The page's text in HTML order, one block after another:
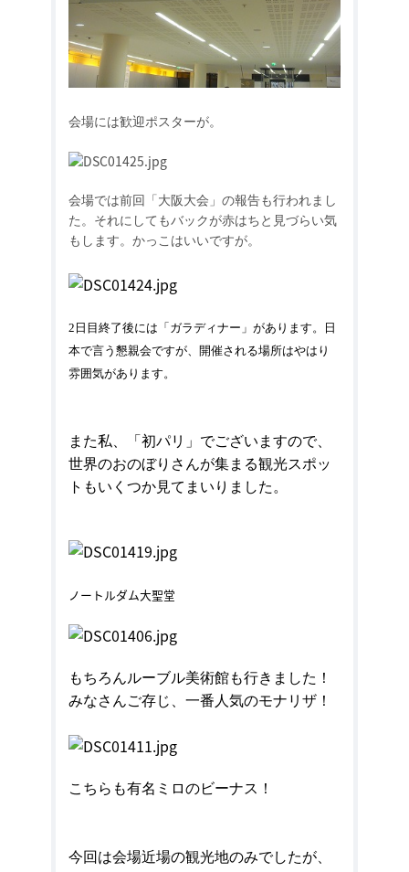
会場には歓迎ポスターが。
会場では前回「大阪大会」の報告も行われまし
た。それにしてもバックが赤はちと見づらい気
もします。かっこはいいですが。
2日目終了後には「ガラディナー」があります。日
本で言う懇親会ですが、開催される場所はやはり
雰囲気があります。
また私、「初パリ」でございますので、
世界のおのぼりさんが集まる観光スポッ
トもいくつか見てまいりました。
ノートルダム大聖堂
もちろんルーブル美術館も行きました！
みなさんご存じ、一番人気のモナリザ！
こちらも有名ミロのビーナス！
今回は会場近場の観光地のみでしたが、